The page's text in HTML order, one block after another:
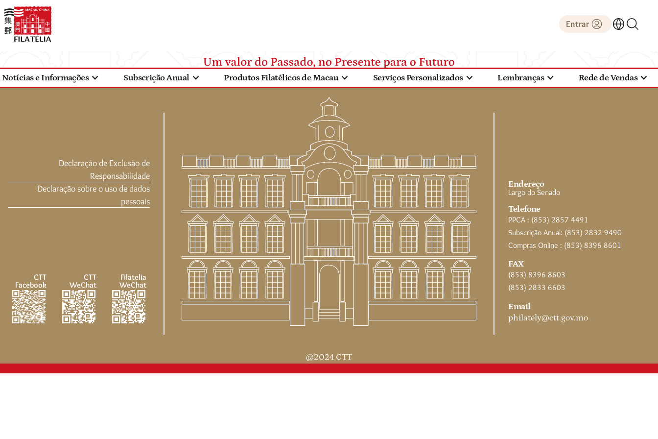
Entrar
Notícias e Informações Subscrição Anual Produtos Filatélicos de Macau Serviços Personalizados Lembranças Rede de Vendas
Declaração de Exclusão de
Responsabilidade
Declaração sobre o uso de dados
pessoais
CTT
Facebook
CTT
WeChat
Filatelia
WeChat
Endereço
Largo do Senado
Telefone
PPCA : (853) 2857 4491
Subscrição Anual: (853) 2832 9490
Compras Online : (853) 8396 8601
FAX
(853) 8396 8603
(853) 2833 6603
Email
philately@ctt.gov.mo
@2024 CTT